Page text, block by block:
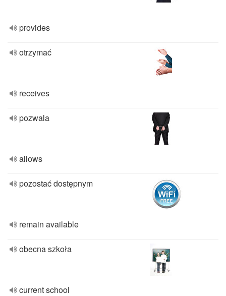
provides
otrzymać
receives
pozwala
allows
pozostać dostępnym
remain available
obecna szkoła
current school